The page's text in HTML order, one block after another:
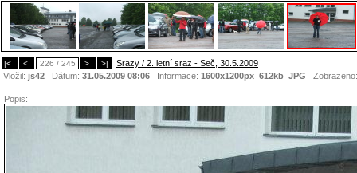
|< < 226 / 245 > >|
Srazy / 2. letní sraz - Seč, 30.5.2009
Vložil: js42 Dátum: 31.05.2009 08:06 Informace: 1600x1200px 612kb JPG
Popis: